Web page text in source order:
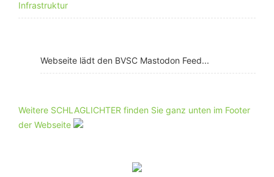
Infrastruktur
Webseite lädt den BVSC Mastodon Feed...
Weitere SCHLAGLICHTER finden Sie ganz unten im Footer
der Webseite